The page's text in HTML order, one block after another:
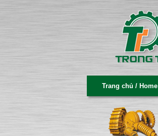
Trang chủ / Home